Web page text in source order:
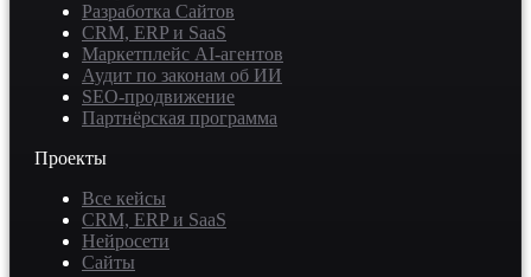
Разработка Сайтов
CRM, ERP и SaaS
Маркетплейс AI-агентов
Аудит по законам об ИИ
SEO-продвижение
Партнёрская программа
Проекты
Все кейсы
CRM, ERP и SaaS
Нейросети
Сайты